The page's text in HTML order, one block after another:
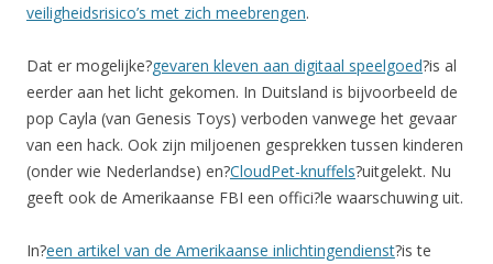
veiligheidsrisico’s met zich meebrengen.
Dat er mogelijke?gevaren kleven aan digitaal speelgoed?is al
eerder aan het licht gekomen. In Duitsland is bijvoorbeeld de
pop Cayla (van Genesis Toys) verboden vanwege het gevaar
van een hack. Ook zijn miljoenen gesprekken tussen kinderen
(onder wie Nederlandse) en?CloudPet-knuffels?uitgelekt. Nu
geeft ook de Amerikaanse FBI een offici?le waarschuwing uit.
In?een artikel van de Amerikaanse inlichtingendienst?is te